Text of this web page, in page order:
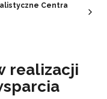
Centra
realizacji